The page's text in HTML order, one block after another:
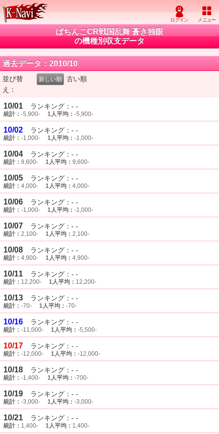
ぱちんこCR戦国乱舞 蒼き独眼
の機種別収支データ
過去データ：2010/10
並び替
え：
新しい順 古い順
10/01 ランキング：- -
統計： -5,900- 1人平均： -5,900-
10/02 ランキング：- -
統計： -1,000- 1人平均： -1,000-
10/04 ランキング：- -
統計： 9,600- 1人平均： 9,600-
10/05 ランキング：- -
統計： 4,000- 1人平均： 4,000-
10/06 ランキング：- -
統計： -1,000- 1人平均： -1,000-
10/07 ランキング：- -
統計： 2,100- 1人平均： 2,100-
10/08 ランキング：- -
統計： 4,900- 1人平均： 4,900-
10/11 ランキング：- -
統計： 12,200- 1人平均： 12,200-
10/13 ランキング：- -
統計： -70- 1人平均： -70-
10/16 ランキング：- -
統計： -11,000- 1人平均： -5,500-
10/17 ランキング：- -
統計： -12,000- 1人平均： -12,000-
10/18 ランキング：- -
統計： -1,400- 1人平均： -700-
10/19 ランキング：- -
統計： -3,000- 1人平均： -3,000-
10/21 ランキング：- -
統計： 1,400- 1人平均： 1,400-